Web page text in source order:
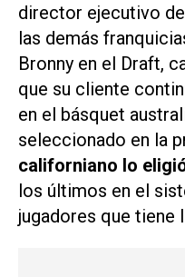
director ejecutivo
las demás
Bronny en el Draft,
que su cliente
en el básquet
seleccionado en la
californiano lo
los últimos en el
jugadores que tiene